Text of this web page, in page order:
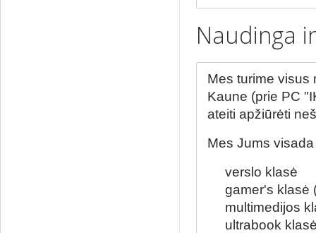
Naudinga
Mes turime visus
Kaune (prie PC
ateiti apžiūrėti
Mes Jums
verslo klasė
gamer's klasė
multimedijos
ultrabook klasė